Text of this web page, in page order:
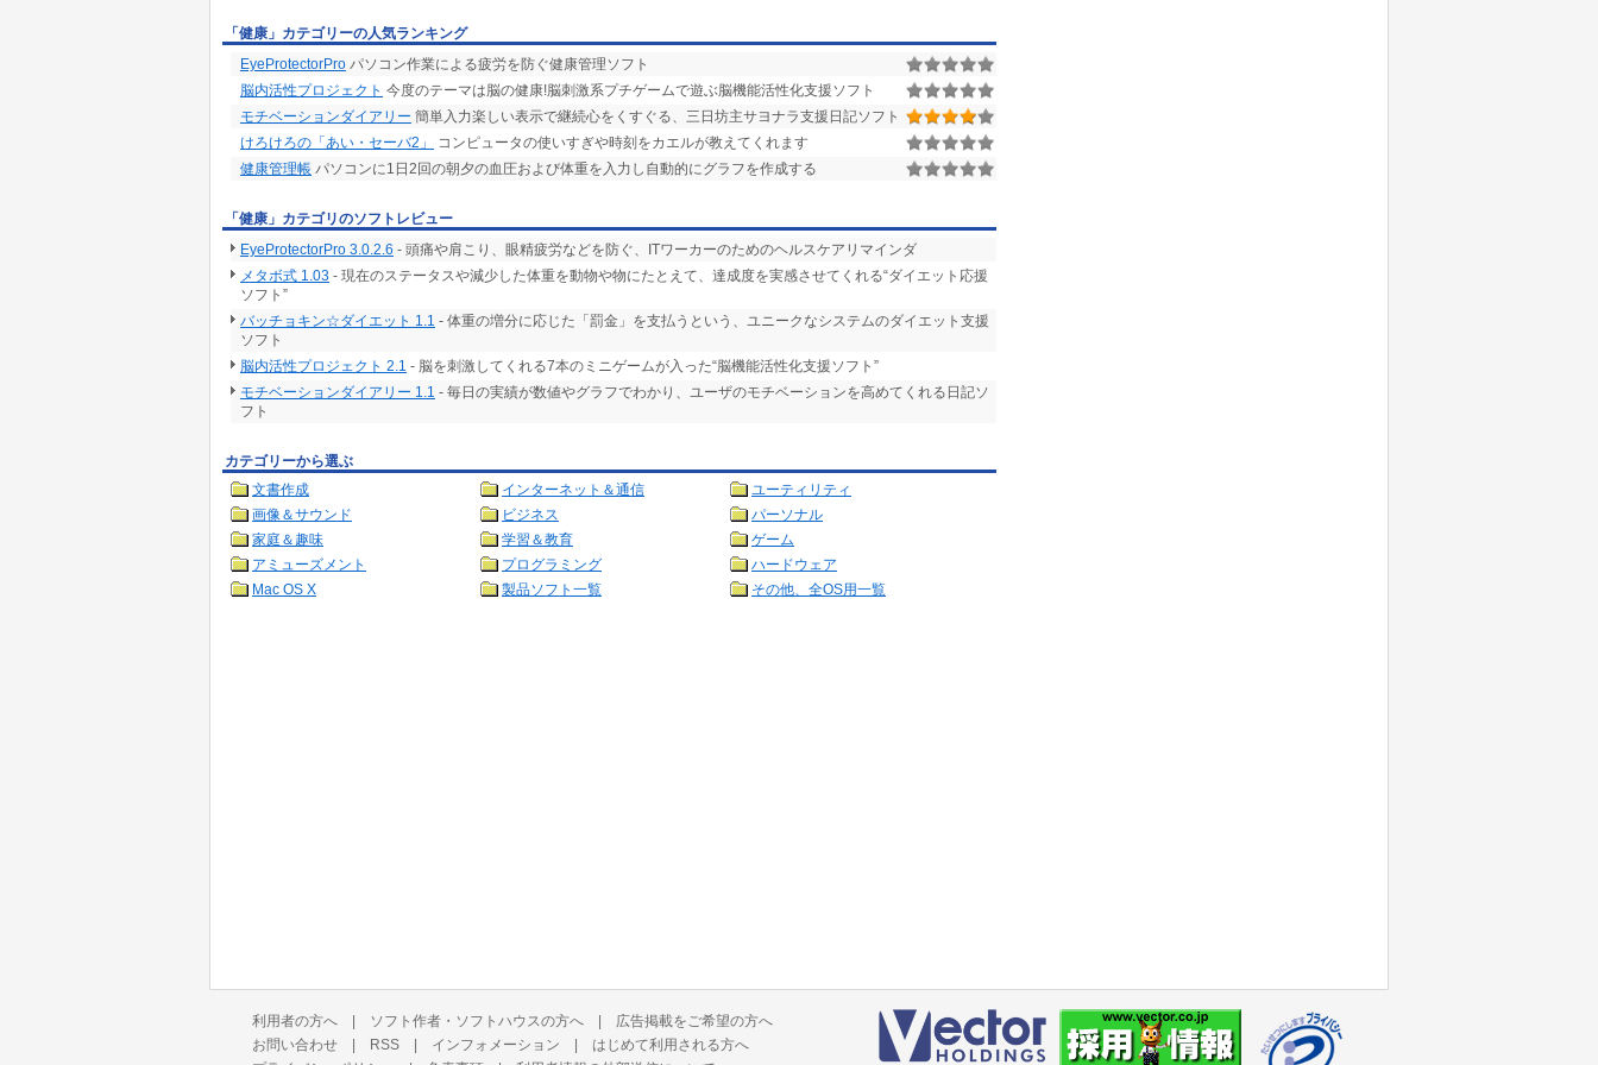
「健康」カテゴリーの人気ランキング
EyeProtectorPro パソコン作業による疲労を防ぐ健康管理ソフト
脳内活性プロジェクト 今度のテーマは脳の健康!脳刺激系プチゲームで遊ぶ脳機能活性化支援ソフト
モチベーションダイアリー 簡単入力楽しい表示で継続心をくすぐる、三日坊主サヨナラ支援日記ソフト
けろけろの「あい・セーバ2」
コンピュータの使いすぎや時刻をカエルが教えてくれます
健康管理帳 パソコンに1日2回の朝夕の血圧および体重を入力し自動的にグラフを作成する
「健康」カテゴリのソフトレビュー
EyeProtectorPro 3.0.2.6 - 頭痛や肩こり、眼精疲労などを防ぐ、ITワーカーのためのヘルスケアリマインダ
メタボ式 1.03 - 現在のステータスや減少した体重を動物や物にたとえて、達成度を実感させてくれる“ダイエット応援
ソフト”
バッチョキン☆ダイエット 1.1 - 体重の増分に応じた「罰金」を支払うという、ユニークなシステムのダイエット支援
ソフト
脳内活性プロジェクト 2.1 - 脳を刺激してくれる7本のミニゲームが入った“脳機能活性化支援ソフト”
モチベーションダイアリー 1.1 - 毎日の実績が数値やグラフでわかり、ユーザのモチベーションを高めてくれる日記ソ
フト
カテゴリーから選ぶ
文書作成
インターネット＆通信
ユーティリティ
画像＆サウンド
ビジネス
パーソナル
家庭＆趣味
学習＆教育
ゲーム
アミューズメント
プログラミング
ハードウェア
Mac OS X
製品ソフト一覧 その他、全OS用一覧
利用者の方へ | ソフト作者・ソフトハウスの方へ | 広告掲載をご希望の方へ
お問い合わせ | RSS | インフォメーション | はじめて利用される方へ